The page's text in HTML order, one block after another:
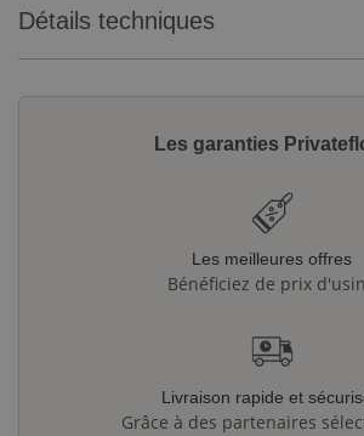
Détails techniques
Les garanties
Les meilleures offres
Bénéficiez de prix
Livraison rapide et
Grâce à des partenaires